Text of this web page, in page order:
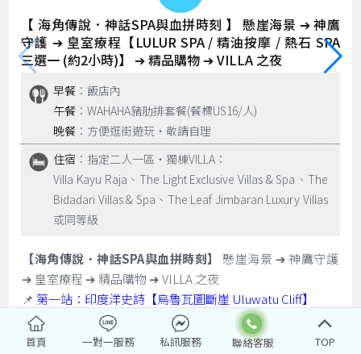
【 海角傳說．神話SPA與血拼時刻 】 懸崖海景 ➔ 神鷹
守護 ➔ 皇室療程【LULUR SPA / 精油按摩 / 熱石 SPA
三選一 (約2小時)】 ➔ 精品購物 ➔ VILLA 之夜
早餐 ：飯店內
午餐 ：WAHAHA豬肋排套餐(餐標US16/人)
晚餐 ：方便逛街遊玩‧敬請自理
住宿 ：指定二人一區‧獨棟VILLA：
Villa Kayu Raja、The Light Exclusive Villas & Spa、The
Bidadari Villas & Spa、The Leaf Jimbaran Luxury Villas
或同等級
【海角傳說．神話SPA與血拼時刻】
懸崖海景 ➔ 神鷹守護
➔ 皇室療程 ➔ 精品購物 ➔ VILLA 之夜
📌 第一站：印度洋史詩【烏魯瓦圖斷崖 Uluwatu Cliff】
📍 絕佳視角：站在斷崖之巔，俯瞰浩瀚無邊的印度洋。斷
崖上是觀海的絕佳位置，典型的峇里島精緻建築與朝向大海
首頁 一對一服務 私訊服務 TOP